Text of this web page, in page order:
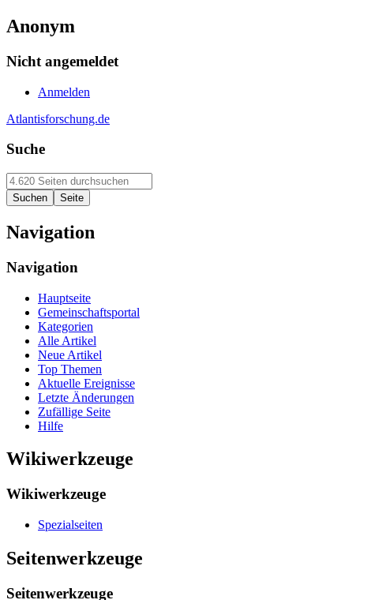
Anonym
Nicht angemeldet
Anmelden
Atlantisforschung.de
Suche
Navigation
Navigation
Hauptseite
Gemeinschaftsportal
Kategorien
Alle Artikel
Neue Artikel
Top Themen
Aktuelle Ereignisse
Letzte Änderungen
Zufällige Seite
Hilfe
Wikiwerkzeuge
Wikiwerkzeuge
Spezialseiten
Seitenwerkzeuge
Seitenwerkzeuge